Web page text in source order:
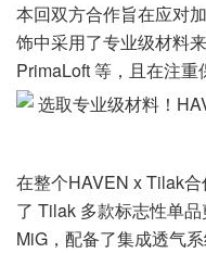
本回双方合作旨在应对
饰中采用了专业级材料
PrimaLoft 等，且在注重
在整个HAVEN x Tilak
了 Tilak 多款标志性单
MiG，配备了集成透气